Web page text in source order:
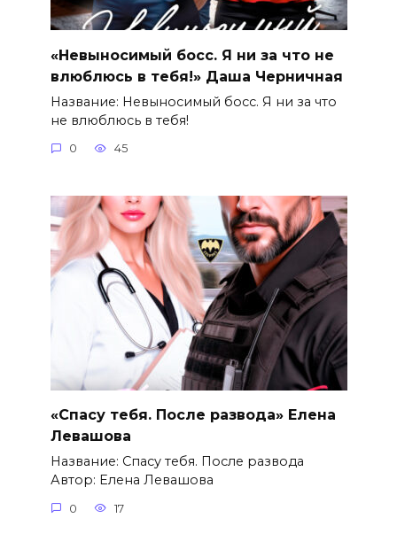
«Невыносимый босс. Я ни за что не
влюблюсь в тебя!» Даша Черничная
Название: Невыносимый босс. Я ни за что
не влюблюсь в тебя!
0 45
«Спасу тебя. После развода» Елена
Левашова
Название: Спасу тебя. После развода
Автор: Елена Левашова
0 17